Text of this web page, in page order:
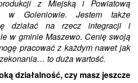
z Miejską i Powiatową
w Goleniowie. Jestem także
działać na rzecz integracji i
w gminie Maszewo. Cenię swoją
pracować z każdym nawet jak
to duża wartość.
działalność, czy masz jeszcze